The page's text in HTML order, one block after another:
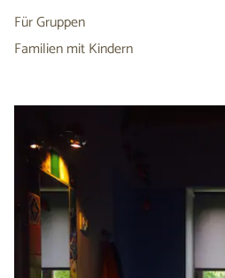
Für Gruppen
Familien mit Kindern